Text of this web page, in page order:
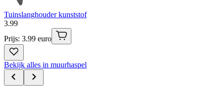
Tuinslanghouder kunststof
3.99
Prijs: 3.99 euro
Bekijk alles in muurhaspel